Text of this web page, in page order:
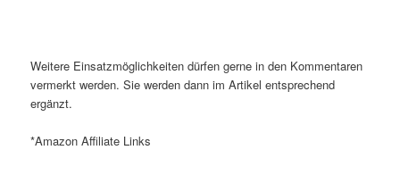
Weitere Einsatzmöglichkeiten dürfen gerne in den Kommentaren
vermerkt werden. Sie werden dann im Artikel entsprechend
ergänzt.
*Amazon Affiliate Links